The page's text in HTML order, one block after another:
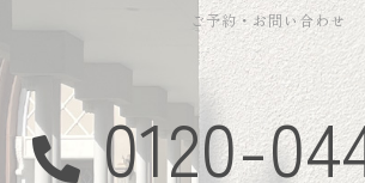
ご予約・お問い合わせ
0120-